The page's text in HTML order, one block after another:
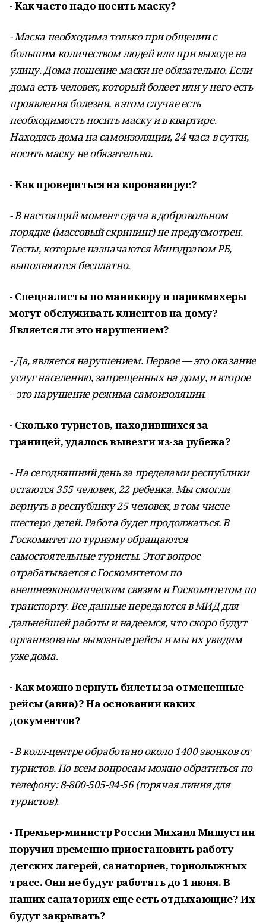
- Как часто надо носить маску?
- Маска необходима только при общении с
большим количеством людей или при выходе на
улицу. Дома ношение маски не обязательно. Если
дома есть человек, который болеет или у него есть
проявления болезни, в этом случае есть
необходимость носить маску и в квартире.
Находясь дома на самоизоляции, 24 часа в сутки,
носить маску не обязательно.
- Как провериться на коронавирус?
- В настоящий момент сдача в добровольном
порядке (массовый скрининг) не предусмотрен.
Тесты, которые назначаются Минздравом РБ,
выполняются бесплатно.
- Специалисты по маникюру и парикмахеры
могут обслуживать клиентов на дому?
Является ли это нарушением?
- Да, является нарушением. Первое — это оказание
услуг населению, запрещенных на дому, и второе
– это нарушение режима самоизоляции.
- Сколько туристов, находившихся за
границей, удалось вывезти из-за рубежа?
- На сегодняшний день за пределами республики
остаются 355 человек, 22 ребенка. Мы смогли
вернуть в республику 25 человек, в том числе
шестеро детей. Работа будет продолжаться. В
Госкомитет по туризму обращаются
самостоятельные туристы. Этот вопрос
отрабатывается с Госкомитетом по
внешнеэкономическим связям и Госкомитетом по
транспорту. Все данные передаются в МИД для
дальнейшей работы и надеемся, что скоро будут
организованы вывозные рейсы и мы их увидим
уже дома.
- Как можно вернуть билеты за отмененные
рейсы (авиа)? На основании каких
документов?
- В колл-центре обработано около 1400 звонков от
туристов. По всем вопросам можно обратиться по
телефону: 8-800-505-94-56 (горячая линия для
туристов).
- Премьер-министр России Михаил Мишустин
поручил временно приостановить работу
детских лагерей, санаториев, горнолыжных
трасс. Они не будут работать до 1 июня. В
наших санаториях еще есть отдыхающие? Их
будут закрывать?